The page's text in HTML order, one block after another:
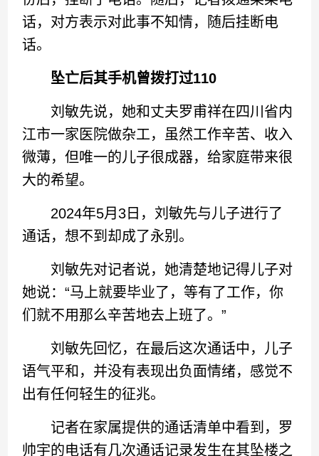
话，对方表示对此事不知情，随后挂断电
话。
坠亡后其手机曾拨打过110
刘敏先说，她和丈夫罗甫祥在四川省内
江市一家医院做杂工，虽然工作辛苦、收入
微薄，但唯一的儿子很成器，给家庭带来很
大的希望。
2024年5月3日，刘敏先与儿子进行了
通话，想不到却成了永别。
刘敏先对记者说，她清楚地记得儿子对
她说：“马上就要毕业了，等有了工作，你
们就不用那么辛苦地去上班了。”
刘敏先回忆，在最后这次通话中，儿子
语气平和，并没有表现出负面情绪，感觉不
出有任何轻生的征兆。
记者在家属提供的通话清单中看到，罗
帅宇的电话有几次通话记录发生在其坠楼之